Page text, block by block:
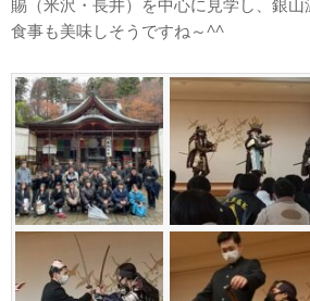
食事も美味しそうですね～^^